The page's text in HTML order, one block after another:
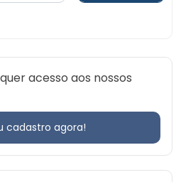
acesso aos nossos
cadastro agora!